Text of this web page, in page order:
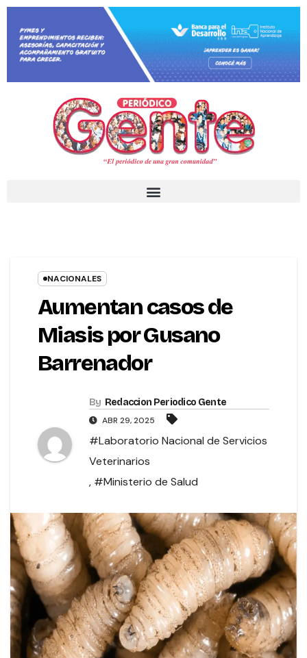
NACIONALES
Aumentan casos de
Miasis por Gusano
Barrenador
By Redaccion Periodico Gente
ABR 29, 2025
#Laboratorio Nacional de Servicios
Veterinarios
, #Ministerio de Salud